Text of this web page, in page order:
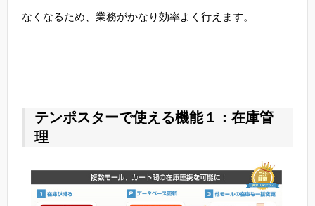
なくなるため、業務がかなり効率よく行えます。
テンポスターで使える機能１：在庫管
理